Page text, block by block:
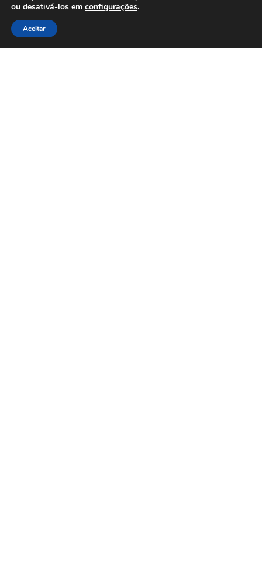
Sustentáveis
ou desativá-los em configurações.
Aceitar